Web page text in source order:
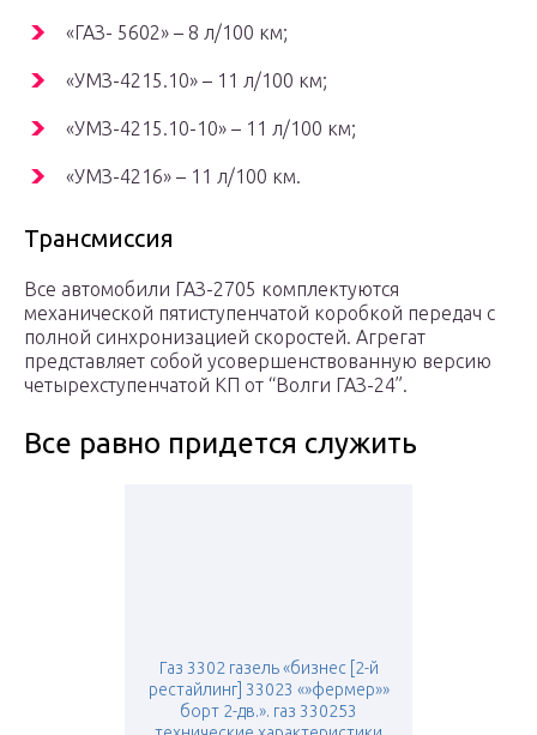
«ГАЗ- 5602» – 8 л/100 км;
«УМЗ-4215.10» – 11 л/100 км;
«УМЗ-4215.10-10» – 11 л/100 км;
«УМЗ-4216» – 11 л/100 км.
Трансмиссия
Все автомобили ГАЗ-2705 комплектуются
механической пятиступенчатой коробкой передач с
полной синхронизацией скоростей. Агрегат
представляет собой усовершенствованную версию
четырехступенчатой КП от “Волги ГАЗ-24”.
Все равно придется служить
Газ 3302 газель «бизнес [2-й
рестайлинг] 33023 «»фермер»»
борт 2-дв.». газ 330253